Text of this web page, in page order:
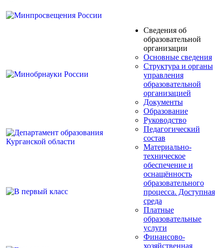
Сведения об
образовательной
организации
Основные сведения
Структура и органы
управления
образовательной
организацией
Документы
Образование
Руководство
Педагогический
состав
Материально-
техническое
обеспечение и
оснащённость
образовательного
процесса. Доступная
среда
Платные
образовательные
услуги
Финансово-
хозяйственная